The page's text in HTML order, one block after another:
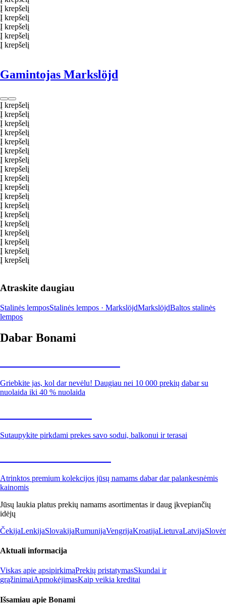
Į krepšelį
Į krepšelį
Į krepšelį
Į krepšelį
Į krepšelį
Gamintojas Markslöjd
Į krepšelį
Į krepšelį
Į krepšelį
Į krepšelį
Į krepšelį
Į krepšelį
Į krepšelį
Į krepšelį
Į krepšelį
Į krepšelį
Į krepšelį
Į krepšelį
Į krepšelį
Į krepšelį
Į krepšelį
Į krepšelį
Į krepšelį
Į krepšelį
Atraskite daugiau
Stalinės lemposStalinės lempos · MarkslöjdMarkslöjdBaltos stalinės
lempos
Dabar Bonami
Griebkite jas, kol dar nevėlu! Daugiau nei 10 000 prekių dabar su
nuolaida iki 40 % nuolaida
Sutaupykite pirkdami prekes savo sodui, balkonui ir terasai
Atrinktos premium kolekcijos jūsų namams dabar dar palankesnėmis
kainomis
Jūsų laukia platus prekių namams asortimentas ir daug įkvepiančių
idėjų
ČekijaLenkijaSlovakijaRumunijaVengrijaKroatijaLietuvaLatvija
Aktuali informacija
Viskas apie apsipirkimąPrekių pristatymasSkundai ir
grąžinimaiApmokėjimasKaip veikia kreditai
Išsamiau apie Bonami